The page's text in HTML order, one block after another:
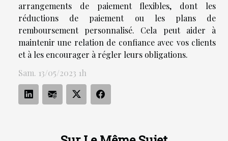
arrangements de paiement flexibles, dont les
réductions de paiement ou les plans de
remboursement personnalisé. Cela peut aider à
maintenir une relation de confiance avec vos clients
et à les encourager à régler leurs obligations.
Sam. 13/05/2023 1h